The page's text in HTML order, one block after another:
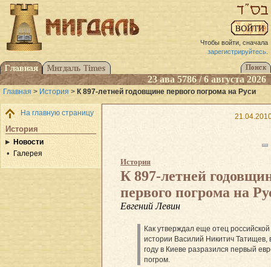
Чтобы войти, сначала
зарегистрируйтесь.
23 ава 5786 / 6 августа 2026
Главная > История > К 897-летней годовщине первого погрома на Руси
На главную страницу
История
Новости
Галерея
История
К 897-летней
первого погрома на
Евгений Левин
Как утверждал еще отец российской
истории Василий Никитич Татищев,
году в Киеве разразился первый
погром.